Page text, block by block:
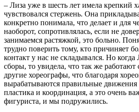
– Лиза уже в шесть лет имела крепкий
чувствовался стержень. Она
конкретно понимала, что делает и для
наоборот, сопротивлялась, если не
занимаемся растяжкой, это больно.
трудно поверить тому, кто причиняет
контакт у нас не складывался. Но когда
сборы, то увидела, что так же работают
другие хореографы, что благодаря
вырабатываются правильные движения
пластика и координация, а это очень
фигуриста, и мы подружились.